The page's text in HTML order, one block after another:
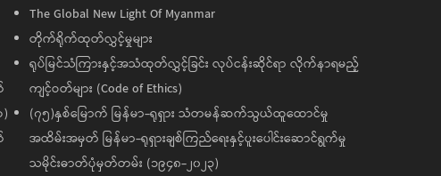
The Global New Light Of Myanmar
တိုက်ရိုက်ထုတ်လွှင့်မှုများ
ရုပ်မြင်သံကြားနှင့်အသံထုတ်လွှင့်ခြင်း လုပ်ငန်းဆိုင်ရာ လိုက်နာရမည့်
ကျင့်ဝတ်များ (Code of Ethics)
(၇၅)နှစ်မြောက် မြန်မာ-ရုရှား သံတမန်ဆက်သွယ်ထူထောင်မှု
အထိမ်းအမှတ် မြန်မာ-ရုရှားချစ်ကြည်ရေးနှင့်ပူးပေါင်းဆောင်ရွက်မှု
သမိုင်းဓာတ်ပုံမှတ်တမ်း (၁၉၄၈-၂၀၂၃)